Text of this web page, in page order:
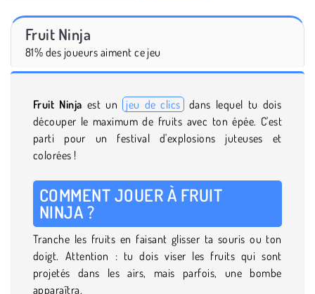
Fruit Ninja
81% des joueurs aiment ce jeu
Fruit Ninja est un jeu de clics dans lequel tu dois
découper le maximum de fruits avec ton épée. C'est
parti pour un festival d'explosions juteuses et
colorées !
COMMENT JOUER À FRUIT
NINJA ?
Tranche les fruits en faisant glisser ta souris ou ton
doigt. Attention : tu dois viser les fruits qui sont
projetés dans les airs, mais parfois, une bombe
apparaîtra.